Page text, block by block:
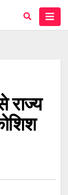
राज्य